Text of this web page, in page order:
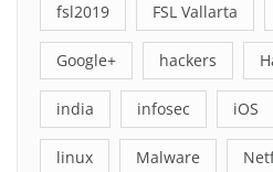
fsl2019 FSL Vallarta
Google+ hackers
india infosec iOS
linux Malware